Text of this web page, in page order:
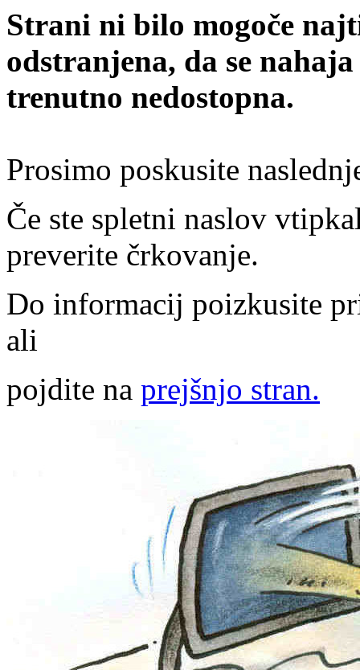
Strani ni bilo mogoče
odstranjena, da se
trenutno nedostopna.
Prosimo poskusite
Če ste spletni naslov
preverite črkovanje.
Do informacij poizkusite
ali
pojdite na prejšnjo stran.